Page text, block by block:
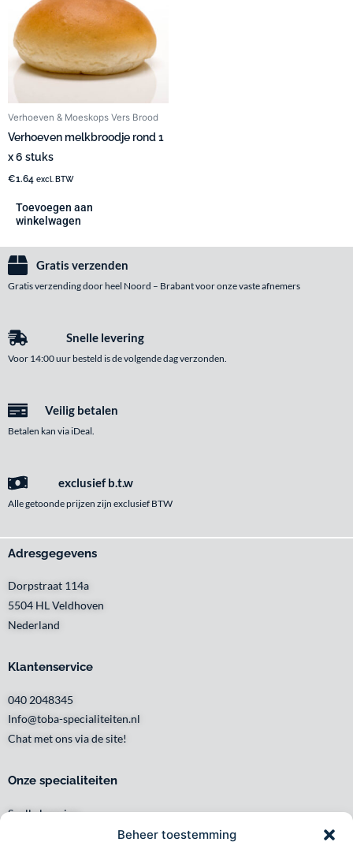
Beheer toestemming
Verhoeven & Moeskops Vers Brood
Verhoeven melkbroodje rond 1
x 6 stuks
€1.64 excl. BTW
Toevoegen aan
winkelwagen
Gratis verzenden
Gratis verzending door heel Noord – Brabant voor onze vaste afnemers
Snelle levering
Voor 14:00 uur besteld is de volgende dag verzonden.
Veilig betalen
Betalen kan via iDeal.
exclusief b.t.w
Alle getoonde prijzen zijn exclusief BTW
Adresgegevens
Dorpstraat 114a
5504 HL Veldhoven
Nederland
Klantenservice
040 2048345
Info@toba-specialiteiten.nl
Chat met ons via de site!
Onze specialiteiten
Snelle levering
Waar en wanneer u het wilt